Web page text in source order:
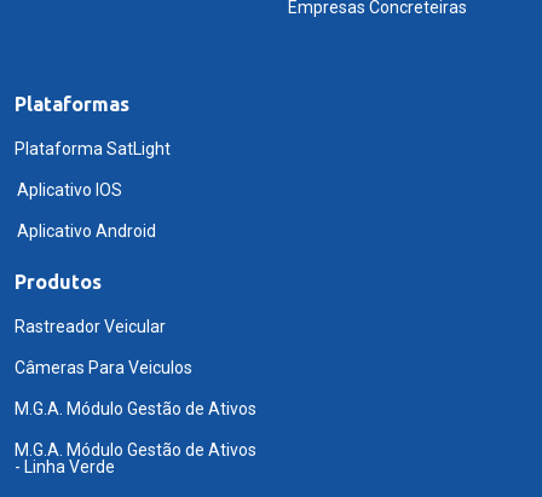
Empresas Concreteiras
Plataformas
Plataforma SatLight
Aplicativo IOS
Aplicativo Android
Produtos
Rastreador Veicular
Câmeras Para Veiculos
M.G.A. Módulo Gestão de Ativos
M.G.A. Módulo Gestão de Ativos
- Linha Verde